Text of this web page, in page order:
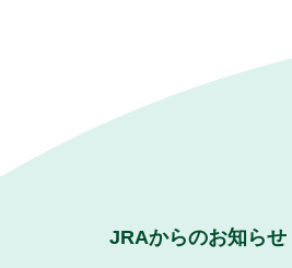
JRAからのお知らせ